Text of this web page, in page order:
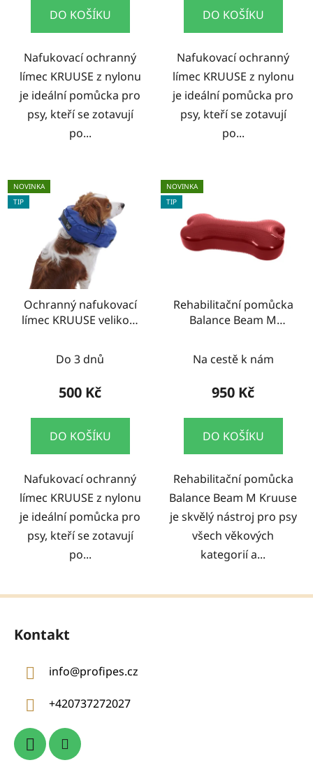
DO KOŠÍKU
Nafukovací ochranný
límec KRUUSE z nylonu
je ideální pomůcka pro
psy, kteří se zotavují
po...
DO KOŠÍKU
Nafukovací ochranný
límec KRUUSE z nylonu
je ideální pomůcka pro
psy, kteří se zotavují
po...
NOVINKA
TIP
Ochranný nafukovací
límec KRUUSE velikost
Do 3 dnů
500 Kč
DO KOŠÍKU
Nafukovací ochranný
límec KRUUSE z nylonu
je ideální pomůcka pro
psy, kteří se zotavují
po...
NOVINKA
TIP
Rehabilitační pomůcka
Balance Beam M
Na cestě k nám
950 Kč
DO KOŠÍKU
Rehabilitační pomůcka
Balance Beam M Kruuse
je skvělý nástroj pro psy
všech věkových
kategorií a...
Kontakt
info@profipes.cz
+420737272027